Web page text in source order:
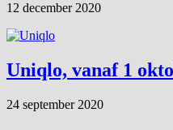
12 december 2020
Uniqlo, vanaf 1
24 september 2020